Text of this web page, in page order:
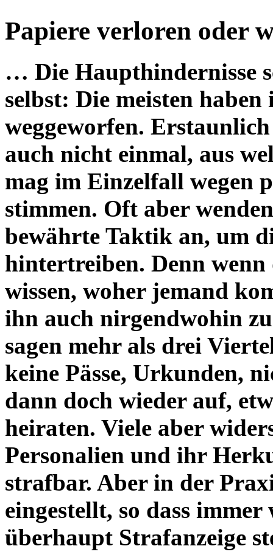
Papiere verloren oder
… Die Haupthindernisse
selbst: Die meisten
weggeworfen.
auch nicht einmal, aus
mag im Einzelfall wegen
stimmen. Oft aber
bewährte Taktik an, um
hintertreiben. Denn
wissen, woher jemand
ihn auch nirgendwohin
sagen mehr als drei
keine Pässe, Urkunden,
dann doch wieder auf,
heiraten. Viele aber
Personalien und ihr
strafbar. Aber in der
eingestellt, so dass
überhaupt Strafanzeige